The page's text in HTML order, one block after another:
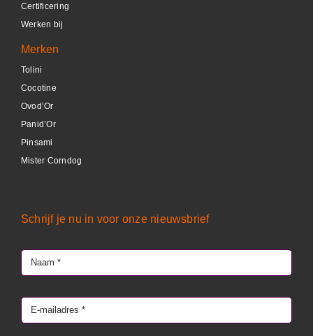
Certificering
Werken bij
Merken
Tolini
Cocotine
Ovod’Or
Panid’Or
Pinsami
Mister Corndog
Schrijf je nu in voor onze nieuwsbrief